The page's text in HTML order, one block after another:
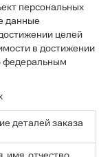
персональных
данные
целей
в достижении
федеральным
деталей заказа